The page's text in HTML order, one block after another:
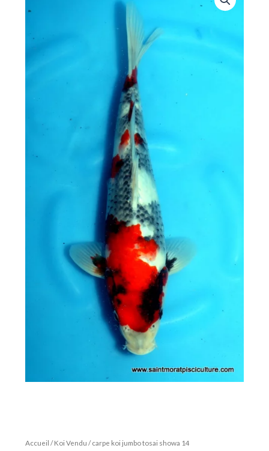
Accueil /Koi Vendu / carpe koi jumbo tosai showa 14